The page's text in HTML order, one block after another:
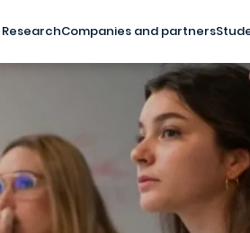
Companies and partners